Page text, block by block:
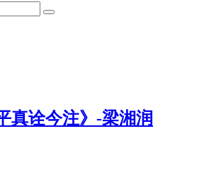
真诠今注》-梁湘润